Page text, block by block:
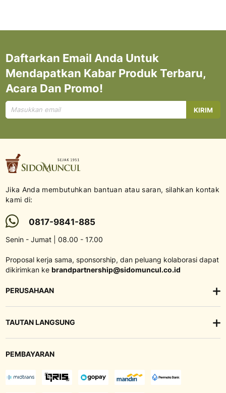
Daftarkan Email Anda Untuk
Mendapatkan Kabar Produk Terbaru,
Acara Dan Promo!
Mendaftar
untuk
KIRIM
Jika Anda membutuhkan bantuan atau saran, silahkan kontak
kami di:
0817-9841-885
Senin - Jumat | 08.00 - 17.00
Proposal kerja sama, sponsorship, dan peluang kolaborasi dapat
dikirimkan ke brandpartnership@sidomuncul.co.id
PERUSAHAAN
TAUTAN LANGSUNG
PEMBAYARAN